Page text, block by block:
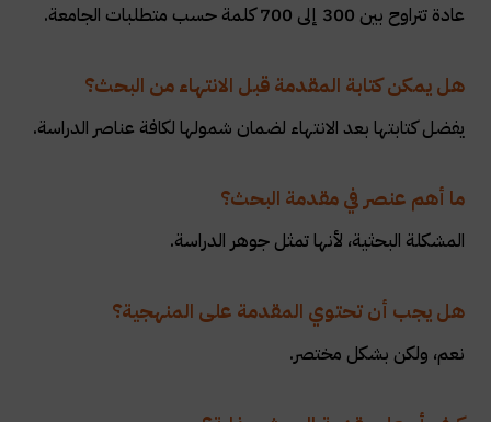
عادة تتراوح بين 300 إلى 700 كلمة حسب متطلبات الجامعة.
هل يمكن كتابة المقدمة قبل الانتهاء من البحث؟
يفضل كتابتها بعد الانتهاء لضمان شمولها لكافة عناصر الدراسة.
ما أهم عنصر في مقدمة البحث؟
المشكلة البحثية، لأنها تمثل جوهر الدراسة.
هل يجب أن تحتوي المقدمة على المنهجية؟
نعم، ولكن بشكل مختصر.